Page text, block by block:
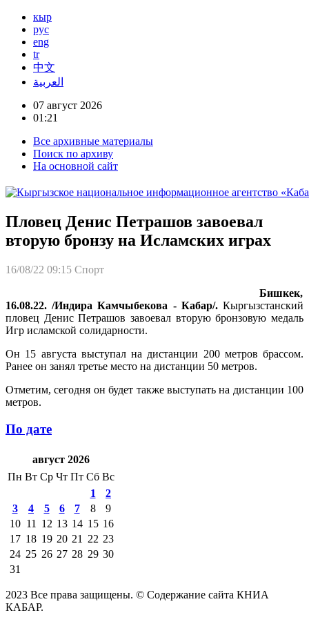
кыр
рус
eng
tr
中文
العربية
07 август 2026
01:21
Все архивные материалы
Поиск по архиву
На основной сайт
Пловец Денис Петрашов завоевал
вторую бронзу на Исламских играх
16/08/22 09:15 Спорт
Бишкек,
16.08.22. /Индира Камчыбекова - Кабар/.Кыргызстанский
пловец Денис Петрашов завоевал вторую бронзовую медаль
Игр исламской солидарности.
Он 15 августа выступал на дистанции 200 метров брассом.
Ранее он занял третье место на дистанции 50 метров.
Отметим, сегодня он будет также выступать на дистанции 100
метров.
По дате
август 2026
Пн Вт Ср Чт Пт Сб Вс
1
2
3
4 5 6 7 8
9
10 11 12 13 14 15 16
17 18 19 20 21 22 23
24 25 26 27 28 29 30
31
2023 Все права защищены. © Содержание сайта КНИА
КАБАР.